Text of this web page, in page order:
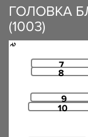
ГОЛОВКА
(1003)
7
8
9
10